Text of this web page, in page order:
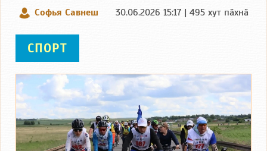
Софья Савнеш 30.06.2026 15:17 | 495 хут пӑхнӑ
СПОРТ